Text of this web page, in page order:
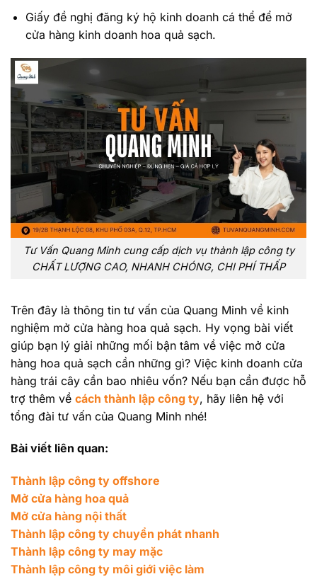
Giấy đề nghị đăng ký hộ kinh doanh cá thể để mở
cửa hàng kinh doanh hoa quả sạch.
Tư Vấn Quang Minh cung cấp dịch vụ thành lập công ty
CHẤT LƯỢNG CAO, NHANH CHÓNG, CHI PHÍ THẤP
Trên đây là thông tin tư vấn của Quang Minh về kinh
nghiệm mở cửa hàng hoa quả sạch. Hy vọng bài viết
giúp bạn lý giải những mối bận tâm về việc mở cửa
hàng hoa quả sạch cần những gì? Việc kinh doanh cửa
hàng trái cây cần bao nhiêu vốn? Nếu bạn cần được hỗ
trợ thêm về cách thành lập công ty, hãy liên hệ với
tổng đài tư vấn của Quang Minh nhé!
Bài viết liên quan:
Thành lập công ty offshore
Mở cửa hàng hoa quả
Mở cửa hàng nội thất
Thành lập công ty chuyển phát nhanh
Thành lập công ty may mặc
Thành lập công ty môi giới việc làm